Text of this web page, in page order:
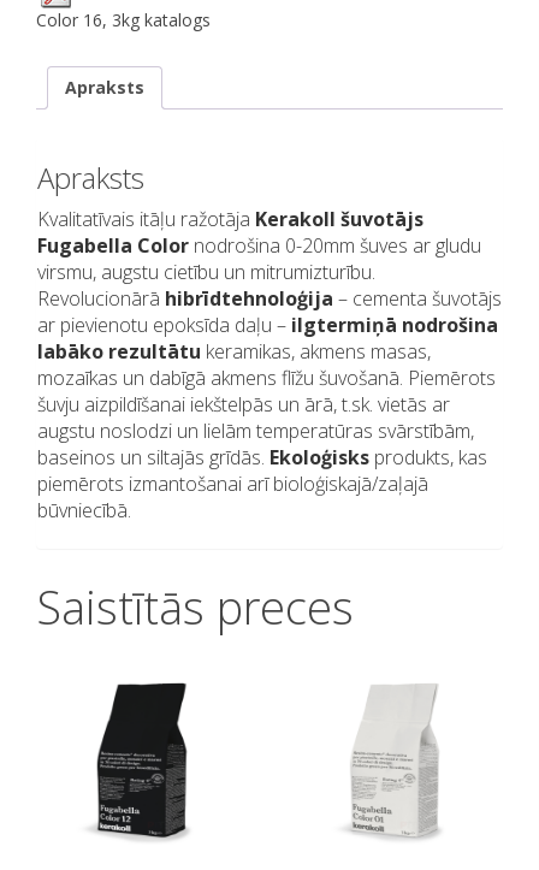
Color 16, 3kg katalogs
Apraksts
Apraksts
Kvalitatīvais itāļu ražotāja Kerakoll šuvotājs
Fugabella Color nodrošina 0-20mm šuves ar gludu
virsmu, augstu cietību un mitrumizturību.
Revolucionārā hibrīdtehnoloģija – cementa šuvotājs
ar pievienotu epoksīda daļu – ilgtermiņā nodrošina
labāko rezultātu keramikas, akmens masas,
mozaīkas un dabīgā akmens flīžu šuvošanā. Piemērots
šuvju aizpildīšanai iekštelpās un ārā, t.sk. vietās ar
augstu noslodzi un lielām temperatūras svārstībām,
baseinos un siltajās grīdās. Ekoloģisks produkts, kas
piemērots izmantošanai arī bioloģiskajā/zaļajā
būvniecībā.
Saistītās preces